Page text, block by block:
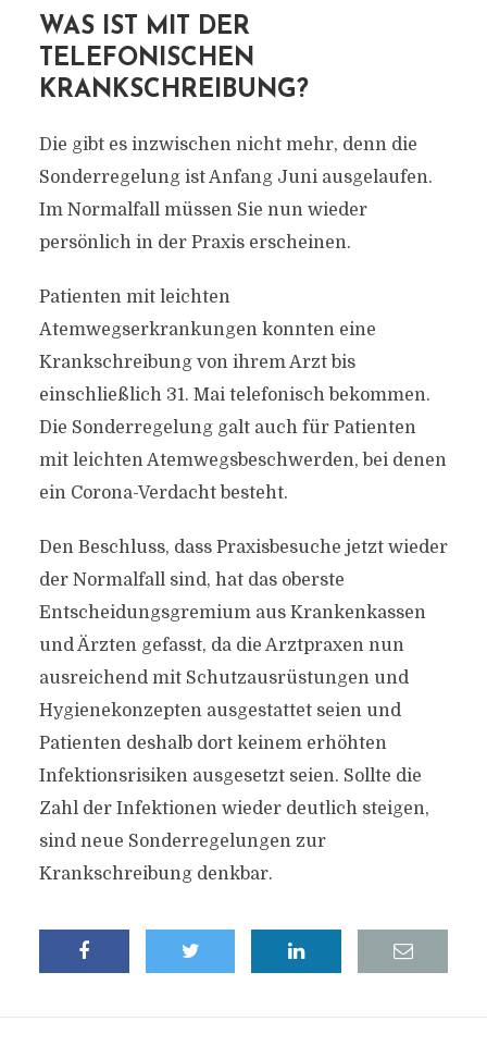
WAS IST MIT DER
TELEFONISCHEN
KRANKSCHREIBUNG?
Die gibt es inzwischen nicht mehr, denn die
Sonderregelung ist Anfang Juni ausgelaufen.
Im Normalfall müssen Sie nun wieder
persönlich in der Praxis erscheinen.
Patienten mit leichten
Atemwegserkrankungen konnten eine
Krankschreibung von ihrem Arzt bis
einschließlich 31. Mai telefonisch bekommen.
Die Sonderregelung galt auch für Patienten
mit leichten Atemwegsbeschwerden, bei denen
ein Corona-Verdacht besteht.
Den Beschluss, dass Praxisbesuche jetzt wieder
der Normalfall sind, hat das oberste
Entscheidungsgremium aus Krankenkassen
und Ärzten gefasst, da die Arztpraxen nun
ausreichend mit Schutzausrüstungen und
Hygienekonzepten ausgestattet seien und
Patienten deshalb dort keinem erhöhten
Infektionsrisiken ausgesetzt seien. Sollte die
Zahl der Infektionen wieder deutlich steigen,
sind neue Sonderregelungen zur
Krankschreibung denkbar.